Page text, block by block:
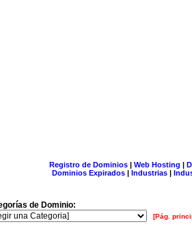
Registro de Dominios| Web Hosting |
Dominios Expirados | Industrias |
de Dominio:
[Pág.